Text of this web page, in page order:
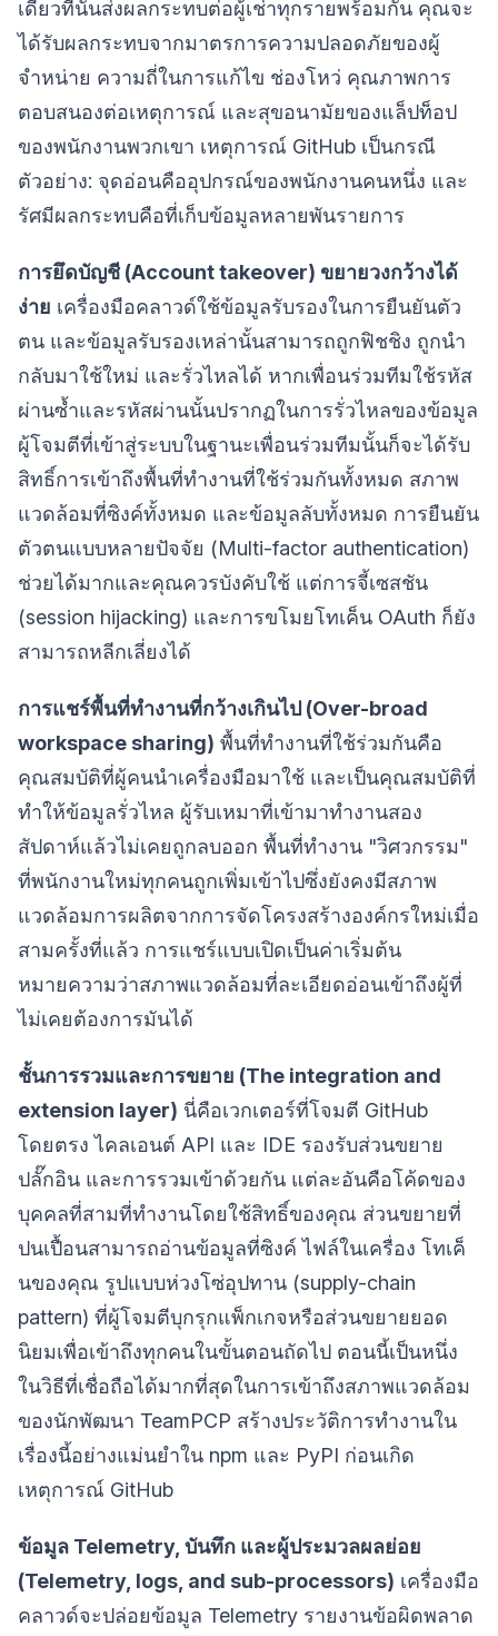
เดียวที่นั่นส่งผลกระทบต่อผู้เช่าทุกรายพร้อมกัน คุณจะ
ได้รับผลกระทบจากมาตรการความปลอดภัยของผู้
จำหน่าย ความถี่ในการแก้ไข ช่องโหว่ คุณภาพการ
ตอบสนองต่อเหตุการณ์ และสุขอนามัยของแล็ปท็อป
ของพนักงานพวกเขา เหตุการณ์ GitHub เป็นกรณี
ตัวอย่าง: จุดอ่อนคืออุปกรณ์ของพนักงานคนหนึ่ง และ
รัศมีผลกระทบคือที่เก็บข้อมูลหลายพันรายการ
การยึดบัญชี (Account takeover) ขยายวงกว้างได้
ง่าย เครื่องมือคลาวด์ใช้ข้อมูลรับรองในการยืนยันตัว
ตน และข้อมูลรับรองเหล่านั้นสามารถถูกฟิชชิง ถูกนำ
กลับมาใช้ใหม่ และรั่วไหลได้ หากเพื่อนร่วมทีมใช้รหัส
ผ่านซ้ำและรหัสผ่านนั้นปรากฏในการรั่วไหลของข้อมูล
ผู้โจมตีที่เข้าสู่ระบบในฐานะเพื่อนร่วมทีมนั้นก็จะได้รับ
สิทธิ์การเข้าถึงพื้นที่ทำงานที่ใช้ร่วมกันทั้งหมด สภาพ
แวดล้อมที่ซิงค์ทั้งหมด และข้อมูลลับทั้งหมด การยืนยัน
ตัวตนแบบหลายปัจจัย (Multi-factor authentication)
ช่วยได้มากและคุณควรบังคับใช้ แต่การจี้เซสชัน
(session hijacking) และการขโมยโทเค็น OAuth ก็ยัง
สามารถหลีกเลี่ยงได้
การแชร์พื้นที่ทำงานที่กว้างเกินไป (Over-broad
workspace sharing) พื้นที่ทำงานที่ใช้ร่วมกันคือ
คุณสมบัติที่ผู้คนนำเครื่องมือมาใช้ และเป็นคุณสมบัติที่
ทำให้ข้อมูลรั่วไหล ผู้รับเหมาที่เข้ามาทำงานสอง
สัปดาห์แล้วไม่เคยถูกลบออก พื้นที่ทำงาน "วิศวกรรม"
ที่พนักงานใหม่ทุกคนถูกเพิ่มเข้าไปซึ่งยังคงมีสภาพ
แวดล้อมการผลิตจากการจัดโครงสร้างองค์กรใหม่เมื่อ
สามครั้งที่แล้ว การแชร์แบบเปิดเป็นค่าเริ่มต้น
หมายความว่าสภาพแวดล้อมที่ละเอียดอ่อนเข้าถึงผู้ที่
ไม่เคยต้องการมันได้
ชั้นการรวมและการขยาย (The integration and
extension layer) นี่คือเวกเตอร์ที่โจมตี GitHub
โดยตรง ไคลเอนต์ API และ IDE รองรับส่วนขยาย
ปลั๊กอิน และการรวมเข้าด้วยกัน แต่ละอันคือโค้ดของ
บุคคลที่สามที่ทำงานโดยใช้สิทธิ์ของคุณ ส่วนขยายที่
ปนเปื้อนสามารถอ่านข้อมูลที่ซิงค์ ไฟล์ในเครื่อง โทเค็
นของคุณ รูปแบบห่วงโซ่อุปทาน (supply-chain
pattern) ที่ผู้โจมตีบุกรุกแพ็กเกจหรือส่วนขยายยอด
นิยมเพื่อเข้าถึงทุกคนในขั้นตอนถัดไป ตอนนี้เป็นหนึ่ง
ในวิธีที่เชื่อถือได้มากที่สุดในการเข้าถึงสภาพแวดล้อม
ของนักพัฒนา TeamPCP สร้างประวัติการทำงานใน
เรื่องนี้อย่างแม่นยำใน npm และ PyPI ก่อนเกิด
เหตุการณ์ GitHub
ข้อมูล Telemetry, บันทึก และผู้ประมวลผลย่อย
(Telemetry, logs, and sub-processors) เครื่องมือ
คลาวด์จะปล่อยข้อมูล Telemetry รายงานข้อผิดพลาด